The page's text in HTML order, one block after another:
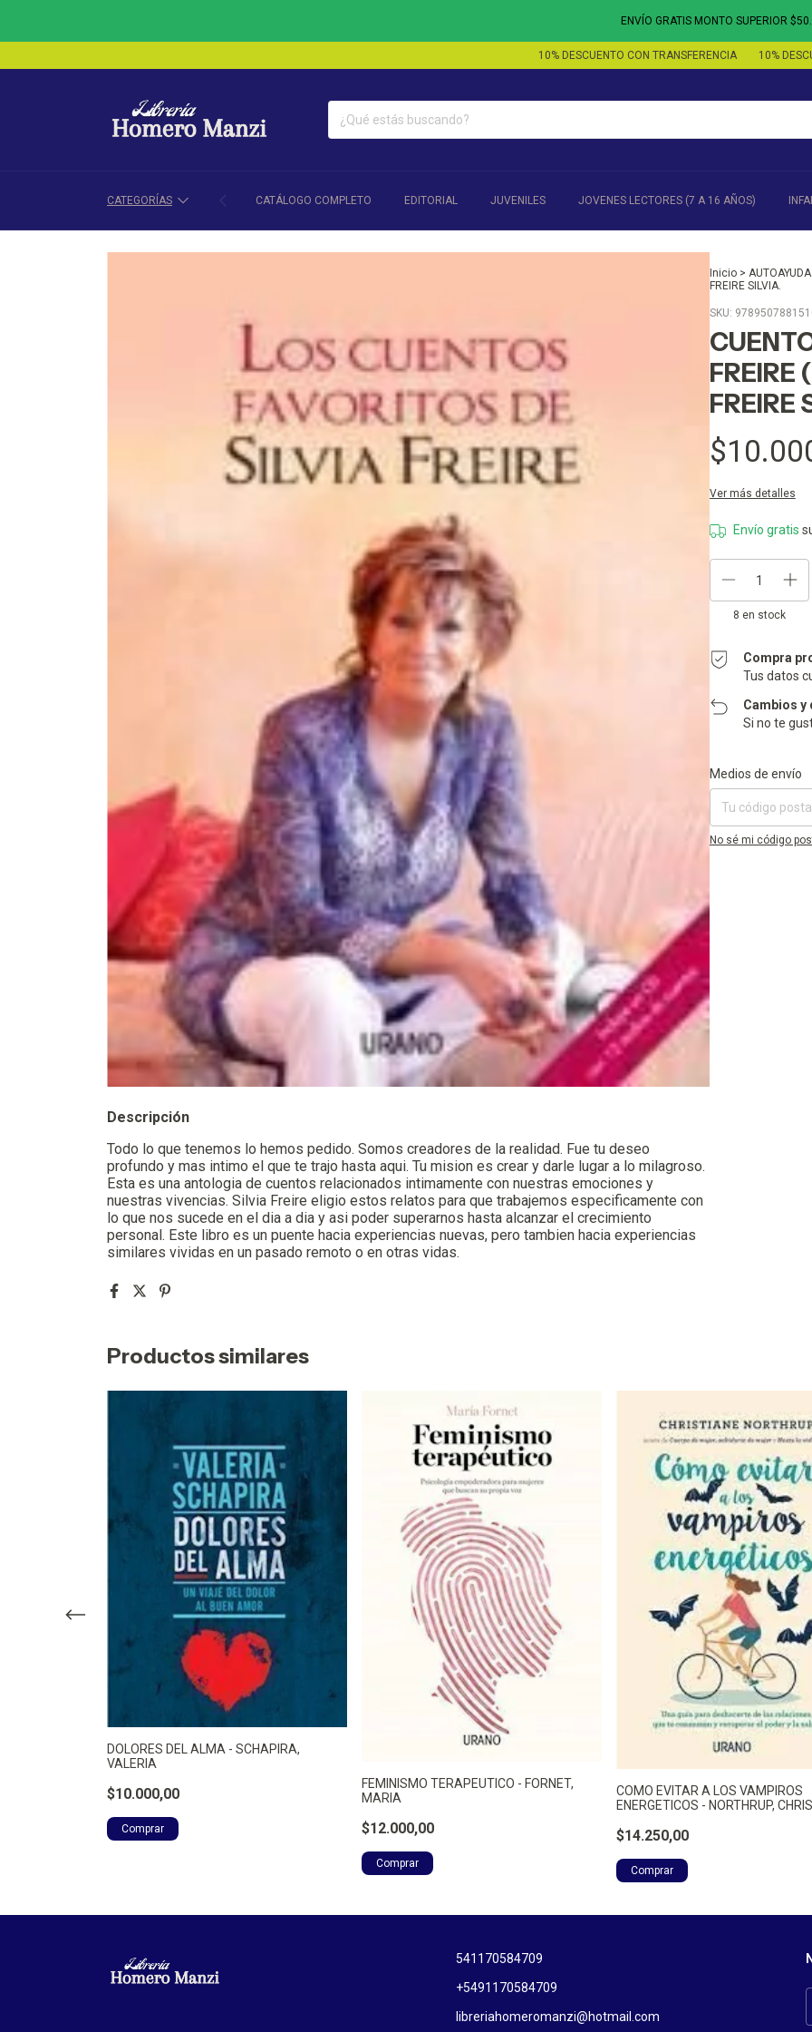
ENVÍO GRATIS MONTO SUPERIOR $50.000 -
10% DESCUENTO CON TRANSFERENCIA 10% DESCUENTO
CATEGORÍAS CATÁLOGO COMPLETO EDITORIAL JUVENILES JOVENES LECTORES (7 A 16 AÑOS)
Inicio > AUTOAYUDA
FREIRE SILVIA.
SKU:
FREIRE
FREIRE
Ver más detalles
Envío gratis
8 en stock
Compra
Tus datos
Cambios y
Si no te
Entregas para el CP:
Medios de envío
No sé mi código
Descripción
Todo lo que tenemos lo hemos pedido. Somos creadores de la realidad. Fue tu deseo
profundo y mas intimo el que te trajo hasta aqui. Tu mision es crear y darle lugar a lo milagroso.
Esta es una antologia de cuentos relacionados intimamente con nuestras emociones y
nuestras vivencias. Silvia Freire eligio estos relatos para que trabajemos especificamente con
lo que nos sucede en el dia a dia y asi poder superarnos hasta alcanzar el crecimiento
personal. Este libro es un puente hacia experiencias nuevas, pero tambien hacia experiencias
similares vividas en un pasado remoto o en otras vidas.
Productos similares
DOLORES DEL ALMA - SCHAPIRA,
VALERIA
$10.000,00
FEMINISMO TERAPEUTICO - FORNET,
MARIA
$12.000,00
COMO EVITAR A LOS VAMPIROS
ENERGETICOS - NORTHRUP,
$14.250,00
541170584709
+5491170584709
libreriahomeromanzi@hotmail.com